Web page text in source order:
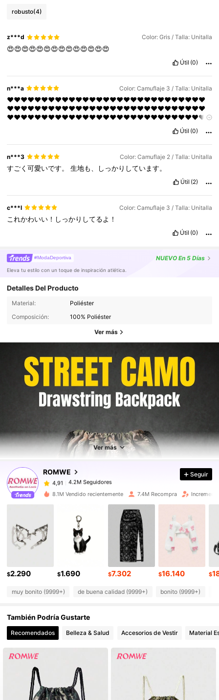
robusto(4)
z***d Color: Gris / Talla: Unitalla
😍😍😍😍😍😍😍😍😍😍😍😍😍😍
Útil (0)
n***a Color: Camuflaje 3 / Talla: Unitalla
❤️❤️❤️❤️❤️❤️❤️❤️❤️❤️❤️❤️❤️❤️❤️❤️❤️❤️❤️❤️❤️❤️❤️❤️❤️❤️❤️❤️❤️
❤️❤️❤️❤️❤️❤️❤️❤️❤️❤️❤️❤️❤️❤️❤️❤️❤️❤️❤️❤️❤️❤️❤️❤️❤️❤️❤️❤️❤️
❤️❤️❤️❤️❤️❤️❤️❤️❤️❤️❤️❤️❤️❤️❤️❤️❤️❤️❤️❤️❤️❤️❤️❤️❤️❤️❤️❤️❤️
❤️❤️❤️❤️❤️❤️❤️❤️❤️❤️❤️❤️❤️❤️❤️❤️❤️❤️❤️❤️❤️❤️❤️❤️❤️❤️❤️❤️❤️
Útil (0)
n***3 Color: Camuflaje 2 / Talla: Unitalla
すごく可愛いです。生地も、しっかりしています。
Útil (2)
c***l Color: Camuflaje 3 / Talla: Unitalla
これかわいい！しっかりしてるよ！
Útil (0)
#ModaDeportiva NUEVO En 5 Días
Eleva tu estilo con un toque de inspiración atlética.
Detalles Del Producto
Material:
Poliéster
Composición:
100% Poliéster
Ver más
Ver más
ROMWE
4,91 4.2M Seguidores
4,91
4.2M Seguidores
s***i
pagó Hace 1 día
4.2M Seguidores
4.2M Seguidores
4,91 4.2M Seguidores
4.2M Seguidores
4,91
4,91 4.2M Seguidores
Seguir
8.1M Vendido recientemente 7.4M Recompra
$2.290 $1.690 $7.302 $16.140 $
muy bonito (9999+) de buena calidad (9999+) bonito (9999+)
También Podría Gustarte
Recomendados Belleza & Salud Accesorios de Vestir Material